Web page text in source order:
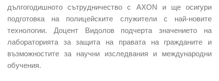
дългогодишното сътрудничество с AXON и ще осигури
подготовка на полицейските служители с най-новите
технологии. Доцент Видолов подчерта значението на
лабораторията за защита на правата на гражданите и
възможностите за научни изследвания и международни
обучения.